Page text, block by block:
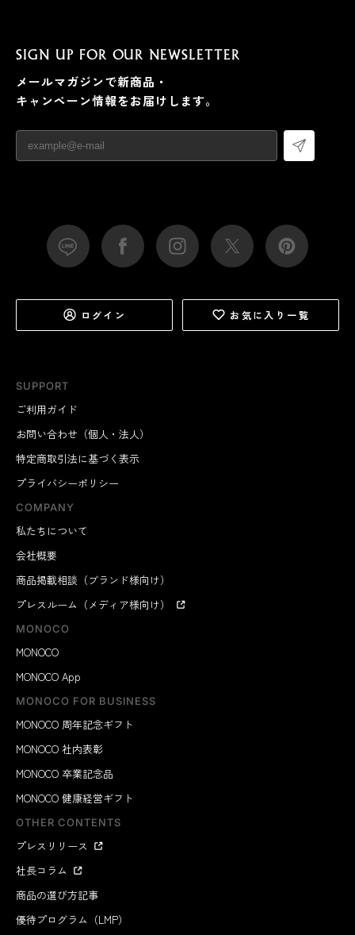
SUPPORT
ご利用ガイド
お問い合わせ（個人・法人）
特定商取引法に基づく表示
プライバシーポリシー
COMPANY
私たちについて
会社概要
商品掲載相談（ブランド様向け）
プレスルーム（メディア様向け）
MONOCO
MONOCO
MONOCO App
MONOCO FOR BUSINESS
MONOCO 周年記念ギフト
MONOCO 社内表彰
MONOCO 卒業記念品
MONOCO 健康経営ギフト
OTHER CONTENTS
プレスリリース
社長コラム
商品の選び方記事
優待プログラム（LMP）
SIGN UP FOR OUR NEWSLETTER
メールマガジンで新商品・
キャンペーン情報をお届けします。
ログイン お気に入り一覧